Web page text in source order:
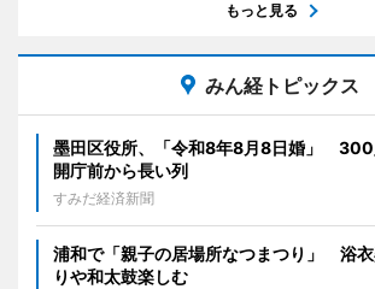
もっと見る
みん経トピックス
墨田区役所、「令和8年8月8日婚」 300
開庁前から長い列
すみだ経済新聞
浦和で「親子の居場所なつまつり」 浴
りや和太鼓楽しむ